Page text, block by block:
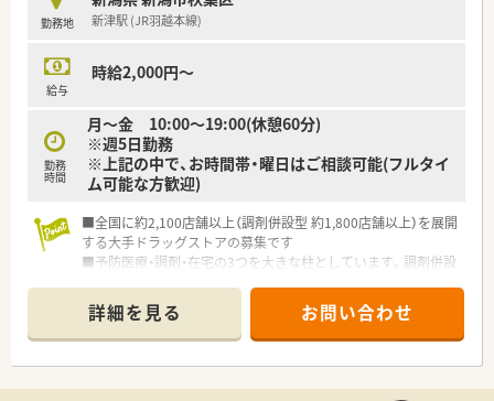
勤務地 新津駅 (JR羽越本線)
給与
時給2,000円～
勤務
時間
月～金 10:00～19:00(休憩60分)
※週5日勤務
※上記の中で、お時間帯・曜日はご相談可能(フルタイ
ム可能な方歓迎)
■全国に約2,100店舗以上（調剤併設型 約1,800店舗以上）を展開
する大手ドラッグストアの募集です
■予防医療・調剤・在宅の3つを大きな柱としています。調剤併設
に力を入れています
■業界トップクラスの時給2,600円！しっかりと稼ぎたい方にも
お勧めです！
■全国に多くの店舗を展開しているため、子供の学校行事等で休
詳細を見る お問い合わせ